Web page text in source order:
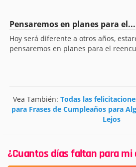
Pensaremos en planes para el...
Hoy será diferente a otros años,
pensaremos en planes para el
Vea También: Todas las
para Frases de Cumpleaños para
Lejos
¿Cuantos días faltan para mi